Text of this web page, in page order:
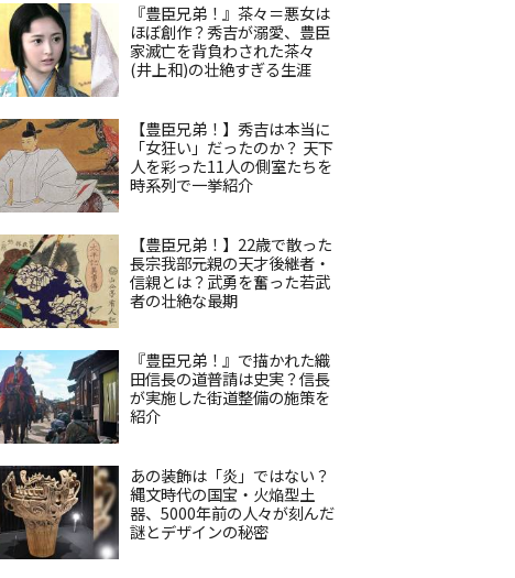
『豊臣兄弟！』茶々＝悪女は
ほぼ創作？秀吉が溺愛、豊臣
家滅亡を背負わされた茶々
(井上和)の壮絶すぎる生涯
【豊臣兄弟！】秀吉は本当に
「女狂い」だったのか？ 天下
人を彩った11人の側室たちを
時系列で一挙紹介
【豊臣兄弟！】22歳で散った
長宗我部元親の天才後継者・
信親とは？武勇を奮った若武
者の壮絶な最期
『豊臣兄弟！』で描かれた織
田信長の道普請は史実？信長
が実施した街道整備の施策を
紹介
あの装飾は「炎」ではない？
縄文時代の国宝・火焔型土
器、5000年前の人々が刻んだ
謎とデザインの秘密